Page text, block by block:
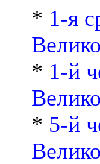
* 1-я
* 1-й
* 5-й